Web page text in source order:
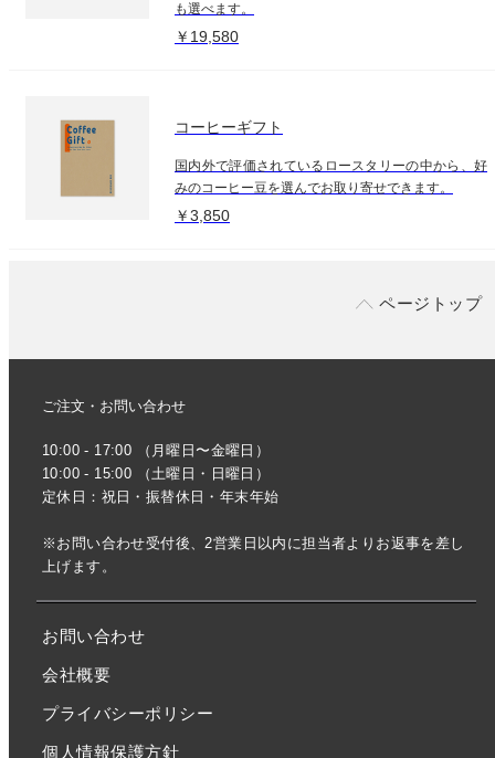
も選べます。
￥19,580
コーヒーギフト
国内外で評価されているロースタリーの中から、好
みのコーヒー豆を選んでお取り寄せできます。
￥3,850
ページトップ
ご注文・お問い合わせ
10:00 - 17:00 （月曜日〜金曜日）
10:00 - 15:00 （土曜日・日曜日）
定休日：祝日・振替休日・年末年始
※お問い合わせ受付後、2営業日以内に担当者よりお返事を差し
上げます。
お問い合わせ
会社概要
プライバシーポリシー
個人情報保護方針